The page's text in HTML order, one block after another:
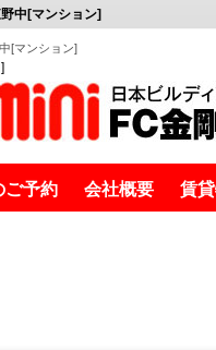
中[マンション]
[マンション]
ご予約 会社概要 賃